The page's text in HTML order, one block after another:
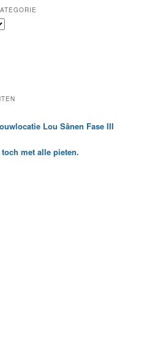
Lou Sânen Fase III
met alle pieten.